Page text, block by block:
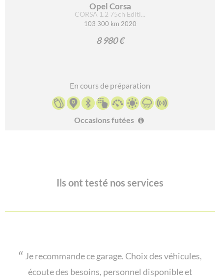
Opel Corsa
CORSA 1.2 75ch Editi...
103 300 km 2020
8 980 €
En cours de préparation
Occasions futées
Ils ont testé nos services
Je recommande ce garage. Choix des véhicules,
écoute des besoins, personnel disponible et